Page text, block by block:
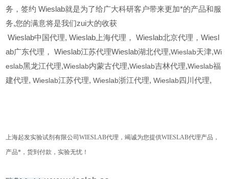
务，签约 Wieslab就是为了给广大科研客户带来更加*的产品和服
务,您的满意将是我们zui大的收获
Wieslab中国代理, Wieslab上海代理， Wieslab北京代理，Wiesl
ab广东代理， Wieslab江苏代理Wieslab湖北代理,Wieslab天津,Wi
eslab黑龙江代理,Wieslab内蒙古代理,Wieslab吉林代理,Wieslab福
建代理,Wieslab江苏代理,Wieslab浙江代理,Wieslab四川代理,
上海起发实验试剂有限公司WIESLAB代理，竭诚为您提供WIESLAB代理产品，
产品*，货到付款，实验无忧！